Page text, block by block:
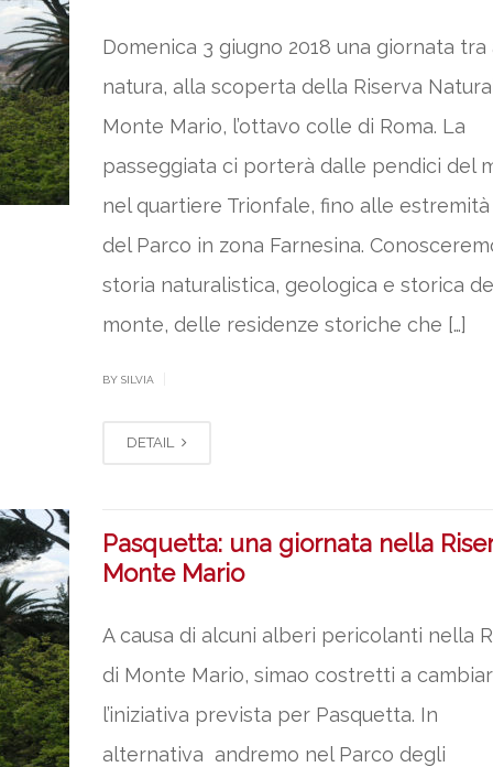
Domenica 3 giugno 2018 una giornata tra
natura, alla scoperta della Riserva
Monte Mario, l’ottavo colle di Roma. La
passeggiata ci porterà dalle pendici del
nel quartiere Trionfale, fino alle
del Parco in zona Farnesina.
storia naturalistica, geologica e storica
monte, delle residenze storiche che […]
BY SILVIA
DETAIL
Pasquetta: una giornata nella
Monte Mario
A causa di alcuni alberi pericolanti nella
di Monte Mario, simao costretti a
l’iniziativa prevista per Pasquetta. In
alternativa andremo nel Parco degli